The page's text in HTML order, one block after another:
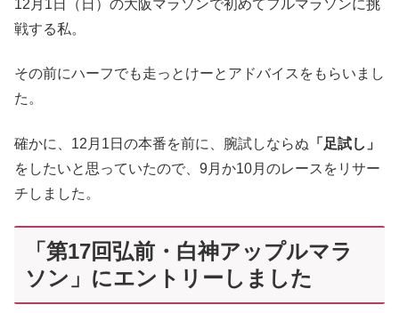
12月1日（日）の大阪マラソンで初めてフルマラソンに挑
戦する私。
その前にハーフでも走っとけーとアドバイスをもらいまし
た。
確かに、12月1日の本番を前に、腕試しならぬ 「足試し」
をしたいと思っていたので、9月か10月のレースをリサー
チしました。
「第17回弘前・白神アップルマラ
ソン」にエントリーしました